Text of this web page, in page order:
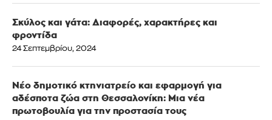
Σκύλος και γάτα: Διαφορές, χαρακτήρες και
φροντίδα
24 Σεπτεμβρίου, 2024
Νέο δημοτικό κτηνιατρείο και εφαρμογή για
αδέσποτα ζώα στη Θεσσαλονίκη: Μια νέα
πρωτοβουλία για την προστασία τους